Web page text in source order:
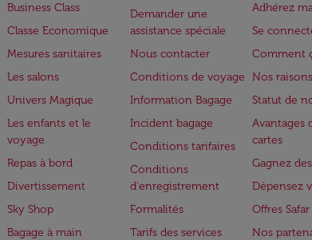
Business Class
Classe Economique
Mesures sanitaires
Les salons
Univers Magique
Les enfants et le
voyage
Repas à bord
Divertissement
Sky Shop
Bagage à main
Demander une
assistance spéciale
Nous contacter
Conditions de voyage
Information Bagage
Incident bagage
Conditions tarifaires
Conditions
d'enregistrement
Formalités
Tarifs des services
Adhérez
Se
Comment
Nos
Statut de
Avantages
cartes
Gagnez
Dépensez
Offres
Nos